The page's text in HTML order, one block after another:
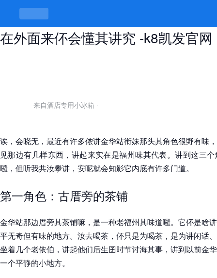
金华站衔妹最惊艳的三个角色，惊艳
在外面来伓会懂其讲究 -k8凯发官网
来自酒店专用小冰箱 ·
诶，会晓无，最近有许多侬讲金华站衔妹那头其角色很野有味
见那边有几样东西，讲起来实在是福州味其代表。讲到这三
囉，但听我共汝攀讲，安呢就会知影它内底有许多门道。
第一角色：古厝旁的茶铺
金华站那边厝旁其茶铺嘛，是一种老福州其味道囉。它伓是啥
平无奇但有味的地方。汝去喝茶，伓只是为喝茶，是为讲闲话
坐着几个老依伯，讲起他们后生囝时节讨海其事，讲到以前金
一个平静的小地方。